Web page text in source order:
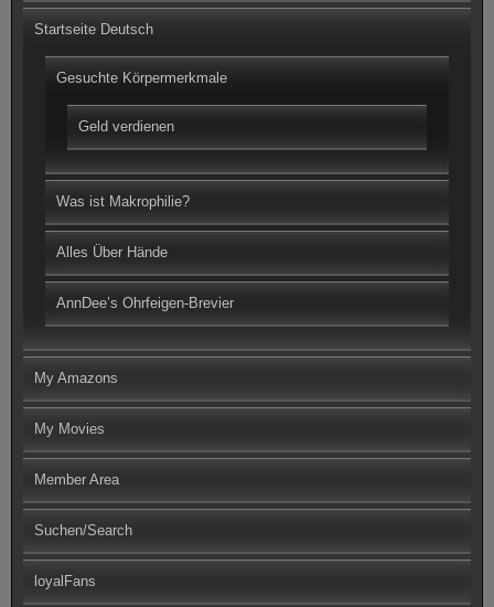
Startseite Deutsch
Gesuchte Körpermerkmale
Geld verdienen
Was ist Makrophilie?
Alles Über Hände
AnnDee’s Ohrfeigen-Brevier
My Amazons
My Movies
Member Area
Suchen/Search
loyalFans